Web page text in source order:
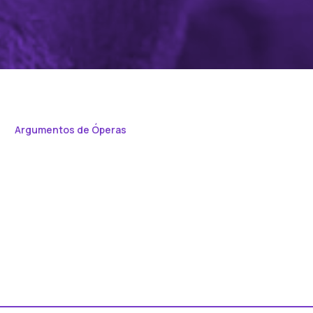
Argumentos de Óperas